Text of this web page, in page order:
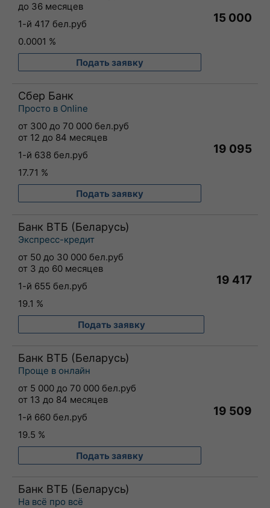
до 36 месяцев
1-й 417 бел.руб
0.0001 %
Подать заявку
15 000
Сбер Банк
Просто в Online
от 300 до 70 000 бел.руб
от 12 до 84 месяцев
1-й 638 бел.руб
17.71 %
Подать заявку
19 095
Банк ВТБ (Беларусь)
Экспресс-кредит
от 50 до 30 000 бел.руб
от 3 до 60 месяцев
1-й 655 бел.руб
19.1 %
Подать заявку
19 417
Банк ВТБ (Беларусь)
Проще в онлайн
от 5 000 до 70 000 бел.руб
от 13 до 84 месяцев
1-й 660 бел.руб
19.5 %
Подать заявку
19 509
Банк ВТБ (Беларусь)
На всё про всё